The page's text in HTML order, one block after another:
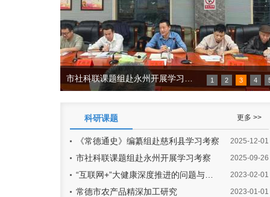
1 2 3 4
更多 >>
科研课题
2025-12-01
《常德通史》编纂组赴慈利县学习考察
2025-09-26
市社科联课题组赴永州开展学习考察
2023-02-01
“互联网+”大健康深度推进的问题与…
2023-01-01
常德市农产品精深加工研究